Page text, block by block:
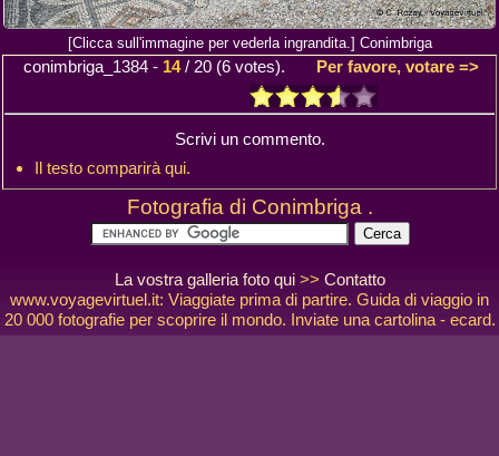
[Clicca sull'immagine per vederla ingrandita.] Conimbriga
conimbriga_1384 - 14/ 20 (6 votes). Per favore, votare =>
Scrivi un commento.
Il testo comparirà qui.
Fotografia di Conimbriga .
La vostra galleria foto qui>> Contatto
www.voyagevirtuel.it: Viaggiate prima di partire. Guida di viaggio in
20 000 fotografie per scoprire il mondo. Inviate una cartolina - ecard.